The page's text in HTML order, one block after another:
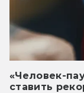
«Человек-
ставить